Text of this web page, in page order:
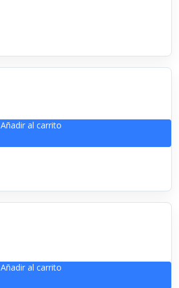
Añadir al carrito
Añadir al carrito